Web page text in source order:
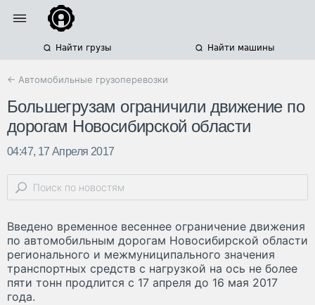
Найти грузы Найти машины
← Автомобильные грузоперевозки
Большегрузам ограничили движение по
дорогам Новосибирской области
04:47, 17 Апреля 2017
Введено временное весеннее ограничение движения
по автомобильным дорогам Новосибирской области
регионального и межмуниципального значения
транспортных средств с нагрузкой на ось не более
пяти тонн продлится с 17 апреля до 16 мая 2017
года.